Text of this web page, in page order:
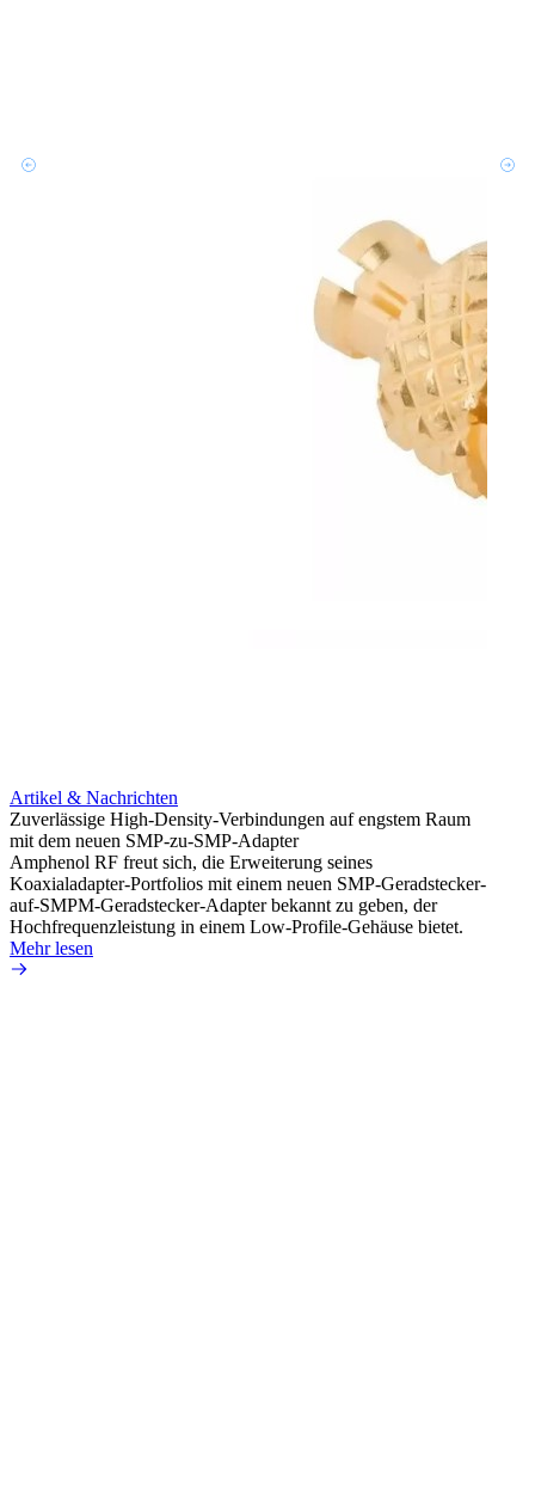
Artikel & Nachrichten
Zuverlässige High-Density-Verbindungen auf engstem Raum
mit dem neuen SMP-zu-SMP-Adapter
Amphenol RF freut sich, die Erweiterung seines
Koaxialadapter-Portfolios mit einem neuen SMP-Geradstecker-
auf-SMPM-Geradstecker-Adapter bekannt zu geben, der
Hochfrequenzleistung in einem Low-Profile-Gehäuse bietet.
Mehr lesen